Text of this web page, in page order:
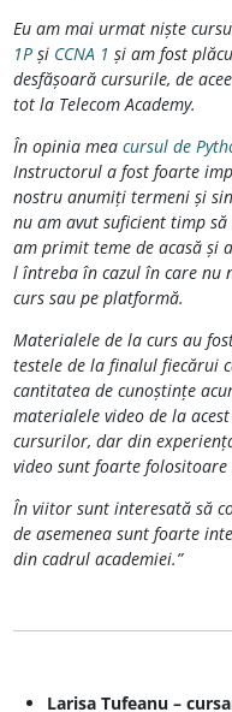
Eu am mai urmat niște
1Pși CCNA 1 și am fost
desfășoară cursurile, de
tot la Telecom Academy.
În opinia mea cursul de
Instructorul a fost foarte
nostru anumiți termeni și
nu am avut suficient timp
am primit teme de acasă și
l întreba în cazul în care nu
curs sau pe platformă.
Materialele de la curs au
testele de la finalul fiecărui
cantitatea de cunoștințe
materialele video de la
cursurilor, dar din
video sunt foarte folositoare
În viitor sunt interesată să
de asemenea sunt foarte
din cadrul academiei.”
Larisa Tufeanu –